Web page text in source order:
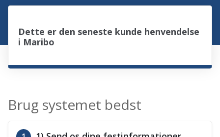
Dette er den seneste kunde henvendelse
i Maribo
Brug systemet bedst